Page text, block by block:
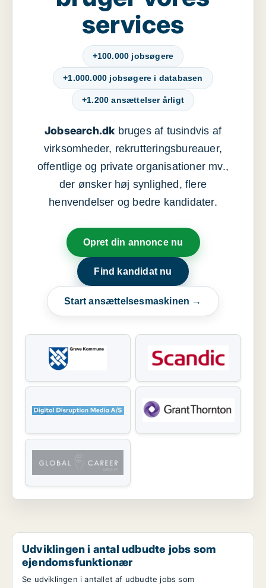
services
+100.000 jobsøgere
+1.000.000 jobsøgere i databasen
+1.200 ansættelser årligt
Jobsearch.dkbruges af tusindvis af
virksomheder, rekrutteringsbureauer,
offentlige og private organisationer mv.,
der ønsker høj synlighed, flere
henvendelser og bedre kandidater.
Opret din annonce nu
Find kandidat nu
Start ansættelsesmaskinen →
Udviklingen i antal udbudte jobs som
ejendomsfunktionær
Se udviklingen i antallet af udbudte jobs som